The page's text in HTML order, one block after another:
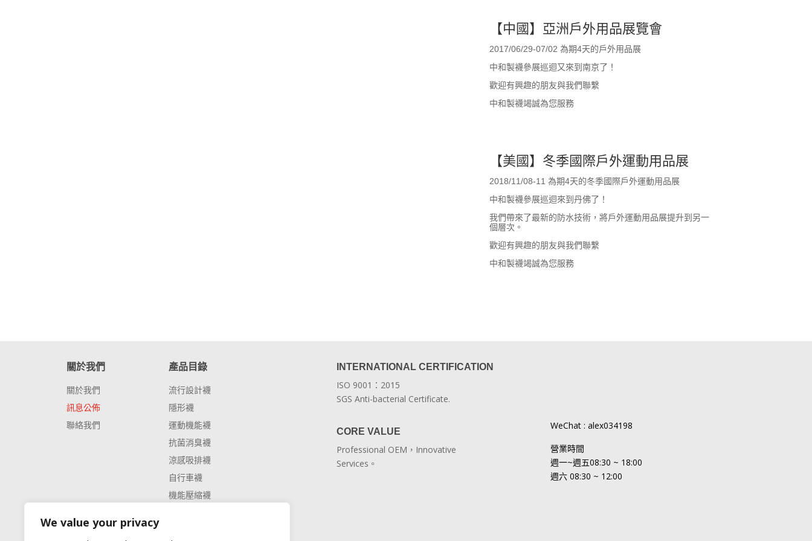
We value your privacy
【中國】亞洲戶外用品展覽會
2017/06/29-07/02 為期4天的戶外用品展
中和製襪參展巡迴又來到南京了！
歡迎有興趣的朋友與我們聯繫
中和製襪竭誠為您服務
【美國】冬季國際戶外運動用品展
2018/11/08-11 為期4天的冬季國際戶外運動用品展
中和製襪參展巡迴來到丹佛了！
我們帶來了最新的防水技術，將戶外運動用品展提升到另一
個層次。
歡迎有興趣的朋友與我們聯繫
中和製襪竭誠為您服務
關於我們
關於我們
訊息公佈
聯絡我們
產品目錄
流行設計襪
隱形襪
運動機能襪
抗菌消臭襪
涼感吸排襪
自行車襪
機能壓縮襪
INTERNATIONAL CERTIFICATION
ISO 9001：2015
SGS Anti-bacterial Certificate.
CORE VALUE
Professional OEM，Innovative
Services。
WeChat : alex034198
營業時間
週一~週五08:30 ~ 18:00
週六 08:30 ~ 12:00